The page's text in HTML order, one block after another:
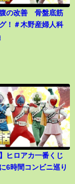
の改善 骨盤底筋
！＃木野産婦人科
ヒロアカ一番くじ
6時間コンビニ巡り